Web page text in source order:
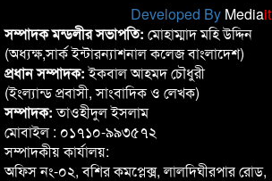
Developed By Mediait
সম্পাদক মন্ডলীর সভাপতি: মোহাম্মাদ মহি উদ্দিন
(অধ্যক্ষ,সার্ক ইন্টারন্যাশনাল কলেজ বাংলাদেশ)
প্রধান সম্পাদক:ইকবাল আহমদ চৌধুরী
(ইংল্যান্ড প্রবাসী, সাংবাদিক ও লেখক)
সম্পাদক:তাওহীদুল ইসলাম
মোবাইল : ০১৭১০-৯৯৩৫৭২
সম্পাদকীয় কার্যালয়:
অফিস নং-০২, বশির কমপ্লেক্স, লালদিঘীরপার রোড,